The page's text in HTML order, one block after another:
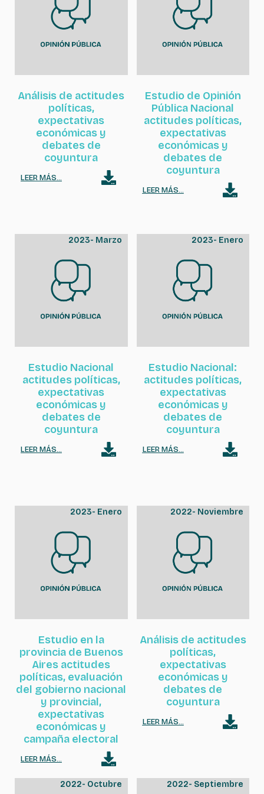
Análisis de actitudes
políticas,
expectativas
económicas y
debates de
coyuntura
LEER MÁS...
Estudio de Opinión
Pública Nacional
actitudes políticas,
expectativas
económicas y
debates de
coyuntura
LEER MÁS...
2023- Marzo
Estudio Nacional
actitudes políticas,
expectativas
económicas y
debates de
coyuntura
LEER MÁS...
2023- Enero
Estudio Nacional:
actitudes políticas,
expectativas
económicas y
debates de
coyuntura
LEER MÁS...
2023- Enero
Estudio en la
provincia de Buenos
Aires actitudes
políticas, evaluación
del gobierno nacional
y provincial,
expectativas
económicas y
campaña electoral
LEER MÁS...
2022- Noviembre
Análisis de actitudes
políticas,
expectativas
económicas y
debates de
coyuntura
LEER MÁS...
2022- Octubre 2022- Septiembre